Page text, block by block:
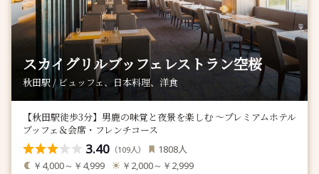
スカイグリルブッフェレストラン空桜
秋田駅 / ビュッフェ、日本料理、洋食
【秋田駅徒歩3分】男鹿の味覚と夜景を楽しむ 〜プレミアムホテル
ブッフェ＆会席・フレンチコース
3.40 （109人） 1808人
￥4,000～￥4,999 ￥2,000～￥2,999